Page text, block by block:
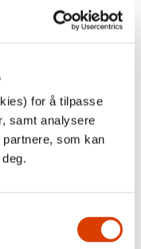
for å tilpasse
samt analysere
som kan
deg.
viktigste du